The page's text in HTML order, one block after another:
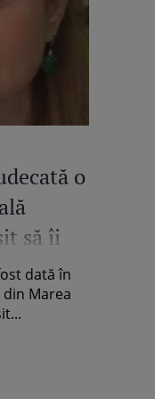
o
să îi
dată în
Marea